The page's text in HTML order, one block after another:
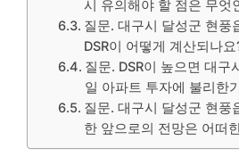
시 유의해야 할 점은 무엇
질문. 대구시 달성군 현풍
DSR이 어떻게 계산되나요
질문. DSR이 높으면 대구
일 아파트 투자에 불리한
질문. 대구시 달성군 현풍
한 앞으로의 전망은 어떠